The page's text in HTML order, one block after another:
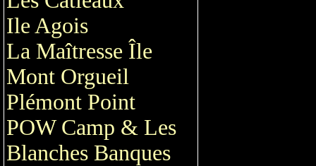
Ile Agois
La Maîtresse Île
Mont Orgueil
Plémont Point
POW Camp & Les
Blanches Banques